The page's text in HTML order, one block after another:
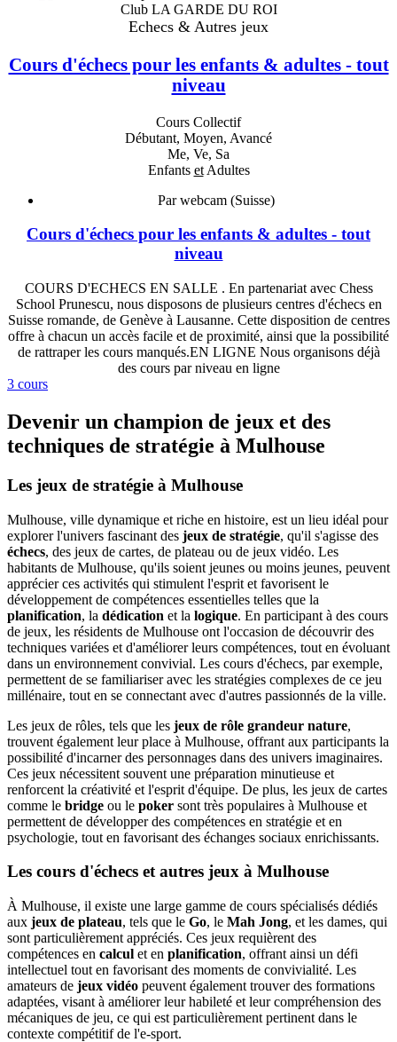
Club LA GARDE DU ROI
Echecs & Autres jeux
Cours d'échecs pour les enfants & adultes - tout
niveau
Cours Collectif
Débutant, Moyen, Avancé
Me, Ve, Sa
Enfants etAdultes
Par webcam (Suisse)
Cours d'échecs pour les enfants & adultes - tout
niveau
COURS D'ECHECS EN SALLE . En partenariat avec Chess
School Prunescu, nous disposons de plusieurs centres d'échecs en
Suisse romande, de Genève à Lausanne. Cette disposition de centres
offre à chacun un accès facile et de proximité, ainsi que la possibilité
de rattraper les cours manqués.EN LIGNE Nous organisons déjà
des cours par niveau en ligne
3 cours
Devenir un champion de jeux et des
techniques de stratégie à Mulhouse
Les jeux de stratégie à Mulhouse
Mulhouse, ville dynamique et riche en histoire, est un lieu idéal pour
explorer l'univers fascinant des jeux de stratégie, qu'il s'agisse des
échecs, des jeux de cartes, de plateau ou de jeux vidéo. Les
habitants de Mulhouse, qu'ils soient jeunes ou moins jeunes, peuvent
apprécier ces activités qui stimulent l'esprit et favorisent le
développement de compétences essentielles telles que la
planification, la dédication et la logique. En participant à des cours
de jeux, les résidents de Mulhouse ont l'occasion de découvrir des
techniques variées et d'améliorer leurs compétences, tout en évoluant
dans un environnement convivial. Les cours d'échecs, par exemple,
permettent de se familiariser avec les stratégies complexes de ce jeu
millénaire, tout en se connectant avec d'autres passionnés de la ville.
Les jeux de rôles, tels que les jeux de rôle grandeur nature,
trouvent également leur place à Mulhouse, offrant aux participants la
possibilité d'incarner des personnages dans des univers imaginaires.
Ces jeux nécessitent souvent une préparation minutieuse et
renforcent la créativité et l'esprit d'équipe. De plus, les jeux de cartes
comme le bridge ou le poker sont très populaires à Mulhouse et
permettent de développer des compétences en stratégie et en
psychologie, tout en favorisant des échanges sociaux enrichissants.
Les cours d'échecs et autres jeux à Mulhouse
À Mulhouse, il existe une large gamme de cours spécialisés dédiés
aux jeux de plateau, tels que le Go, le Mah Jong, et les dames, qui
sont particulièrement appréciés. Ces jeux requièrent des
compétences en calcul et en planification, offrant ainsi un défi
intellectuel tout en favorisant des moments de convivialité. Les
amateurs de jeux vidéo peuvent également trouver des formations
adaptées, visant à améliorer leur habileté et leur compréhension des
mécaniques de jeu, ce qui est particulièrement pertinent dans le
contexte compétitif de l'e-sport.